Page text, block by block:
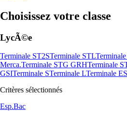
Choisissez votre classe
LycÃ©e
Terminale ST2STerminale STL
Merca.Terminale STG GRHTerminale
GSITerminale STerminale LTerminale ES
Critères sélectionnés
Esp.Bac